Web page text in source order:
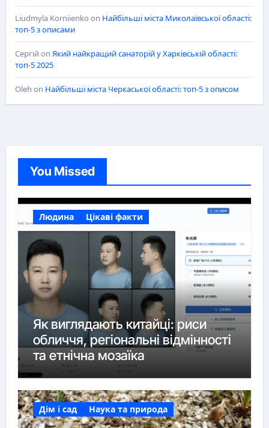
Liudmyla Korniienko on Найбільші міста Миколаївської області:
топ-5 з описами
Сергійon Який найкращий санаторій у Харківській області:
топ-5 2025
Oleh on Найбільші міста Черкаської області: топ-5 з описом
You Missed
Людина Цікаві факти
Як виглядають китайці: риси
обличчя, регіональні відмінності
та етнічна мозаїка
Дім і сад Наука та природа